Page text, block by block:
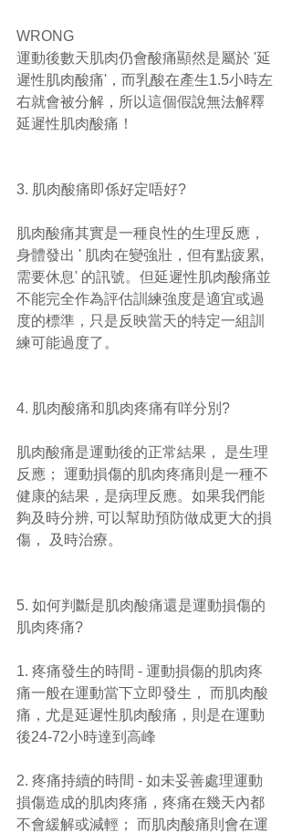
WRONG
運動後數天肌肉仍會酸痛顯然是屬於 '延
遲性肌肉酸痛'，而乳酸在產生1.5小時左
右就會被分解，所以這個假說無法解釋
延遲性肌肉酸痛！
3. 肌肉酸痛即係好定唔好?
肌肉酸痛其實是一種良性的生理反應，
身體發出 ' 肌肉在變強壯，但有點疲累,
需要休息' 的訊號。但延遲性肌肉酸痛並
不能完全作為評估訓練強度是適宜或過
度的標準，只是反映當天的特定一組訓
練可能過度了。
4. 肌肉酸痛和肌肉疼痛有咩分別?
肌肉酸痛是運動後的正常結果， 是生理
反應； 運動損傷的肌肉疼痛則是一種不
健康的結果，是病理反應。如果我們能
夠及時分辨, 可以幫助預防做成更大的損
傷， 及時治療。
5. 如何判斷是肌肉酸痛還是運動損傷的
肌肉疼痛?
1. 疼痛發生的時間 - 運動損傷的肌肉疼
痛一般在運動當下立即發生， 而肌肉酸
痛，尤是延遲性肌肉酸痛，則是在運動
後24-72小時達到高峰
2. 疼痛持續的時間 - 如未妥善處理運動
損傷造成的肌肉疼痛，疼痛在幾天內都
不會緩解或減輕； 而肌肉酸痛則會在運